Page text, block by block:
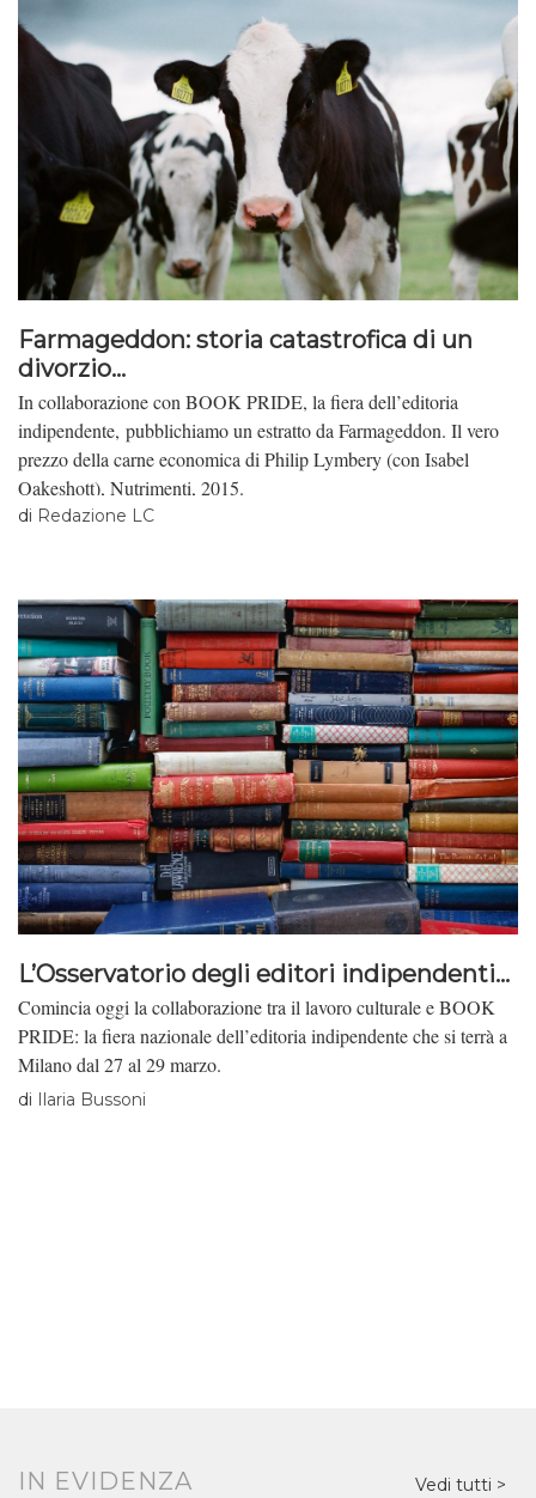
Farmageddon: storia catastrofica di un
divorzio...
In collaborazione con BOOK PRIDE, la fiera dell’editoria
indipendente, pubblichiamo un estratto da Farmageddon. Il vero
prezzo della carne economica di Philip Lymbery (con Isabel
Oakeshott), Nutrimenti, 2015.
di Redazione LC
L’Osservatorio degli editori indipendenti...
Comincia oggi la collaborazione tra il lavoro culturale e BOOK
PRIDE: la fiera nazionale dell’editoria indipendente che si terrà a
Milano dal 27 al 29 marzo.
di Ilaria Bussoni
IN EVIDENZA Vedi tutti